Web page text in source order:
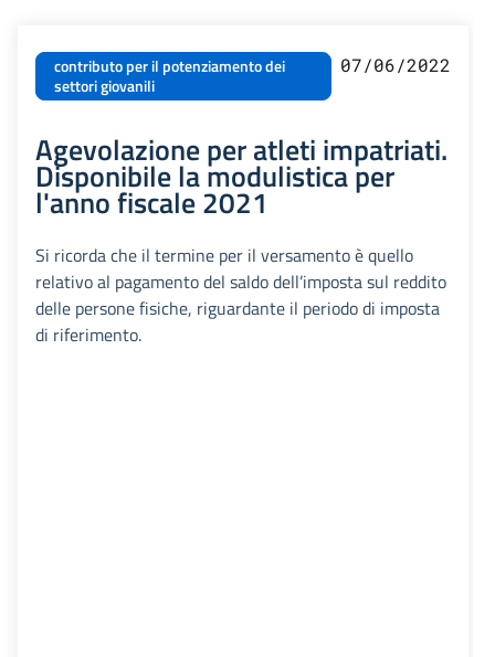
contributo per il potenziamento dei
settori giovanili
07/06/2022
Agevolazione per atleti impatriati.
Disponibile la modulistica per
l'anno fiscale 2021
Si ricorda che il termine per il versamento è quello
relativo al pagamento del saldo dell’imposta sul reddito
delle persone fisiche, riguardante il periodo di imposta
di riferimento.